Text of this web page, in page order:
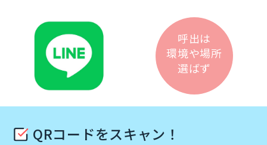
呼出は
環境や場所
選ばず
QRコードをスキャン！